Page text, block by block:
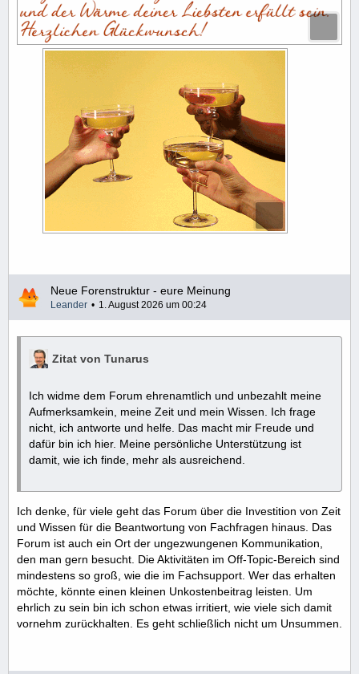
Neue Forenstruktur - eure Meinung
Leander 1. August 2026 um 00:24
Zitat von Tunarus
Ich widme dem Forum ehrenamtlich und unbezahlt meine
Aufmerksamkein, meine Zeit und mein Wissen. Ich frage
nicht, ich antworte und helfe. Das macht mir Freude und
dafür bin ich hier. Meine persönliche Unterstützung ist
damit, wie ich finde, mehr als ausreichend.
Ich denke, für viele geht das Forum über die Investition von Zeit
und Wissen für die Beantwortung von Fachfragen hinaus. Das
Forum ist auch ein Ort der ungezwungenen Kommunikation,
den man gern besucht. Die Aktivitäten im Off-Topic-Bereich sind
mindestens so groß, wie die im Fachsupport. Wer das erhalten
möchte, könnte einen kleinen Unkostenbeitrag leisten. Um
ehrlich zu sein bin ich schon etwas irritiert, wie viele sich damit
vornehm zurückhalten. Es geht schließlich nicht um Unsummen.